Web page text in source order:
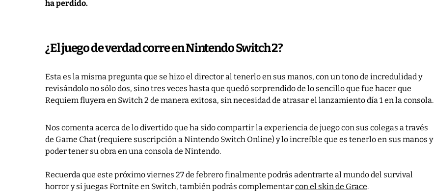
ha perdido.
¿El juego de verdad corre en Nintendo Switch 2?
Esta es la misma pregunta que se hizo el director al tenerlo en sus manos, con un tono de incredulidad y
revisándolo no sólo dos, sino tres veces hasta que quedó sorprendido de lo sencillo que fue hacer que
Requiem fluyera en Switch 2 de manera exitosa, sin necesidad de atrasar el lanzamiento día 1 en la consola.
Nos comenta acerca de lo divertido que ha sido compartir la experiencia de juego con sus colegas a través
de Game Chat (requiere suscripción a Nintendo Switch Online) y lo increíble que es tenerlo en sus manos y
poder tener su obra en una consola de Nintendo.
Recuerda que este próximo viernes 27 de febrero finalmente podrás adentrarte al mundo del survival
horror y si juegas Fortnite en Switch, también podrás complementarcon el skin de Grace.